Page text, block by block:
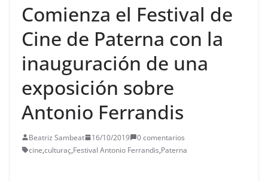
Comienza el Festival de
Cine de Paterna con la
inauguración de una
exposición sobre
Antonio Ferrandis
Beatriz Sambeat 16/10/2019
0 comentarios
cine,culturaç,Festival Antonio Ferrandis,Paterna